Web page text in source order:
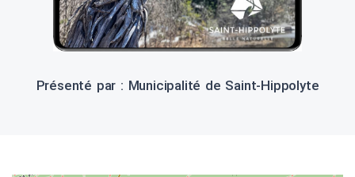
Présenté par : Municipalité de Saint-Hippolyte